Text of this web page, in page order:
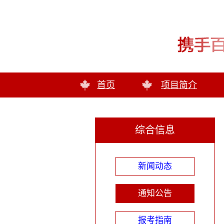
首页 项目简介
综合信息
新闻动态
通知公告
报考指南